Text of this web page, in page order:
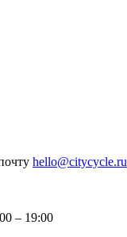
hello@citycycle.ru
– 19:00